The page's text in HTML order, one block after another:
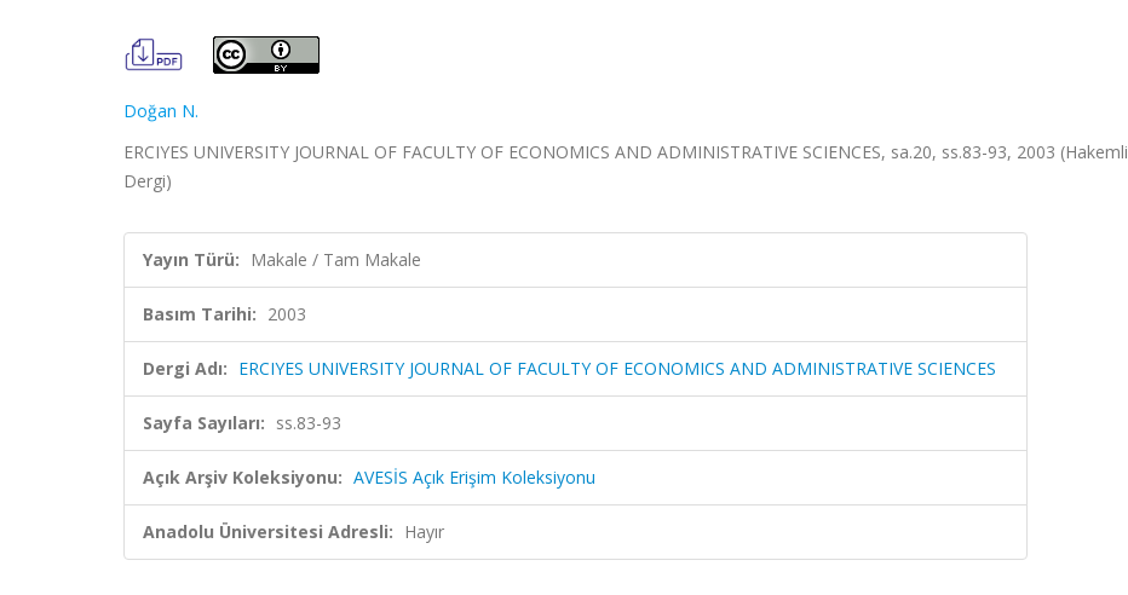
Doğan N.
ERCIYES UNIVERSITY JOURNAL OF FACULTY OF ECONOMICS AND ADMINISTRATIVE SCIENCES, sa.20, ss.83-93, 2003 (Hakemli
Dergi)
Yayın Türü: Makale / Tam Makale
Basım Tarihi: 2003
Dergi Adı: ERCIYES UNIVERSITY JOURNAL OF FACULTY OF ECONOMICS AND ADMINISTRATIVE SCIENCES
Sayfa Sayıları: ss.83-93
Açık Arşiv Koleksiyonu: AVESİS Açık Erişim Koleksiyonu
Anadolu Üniversitesi Adresli: Hayır